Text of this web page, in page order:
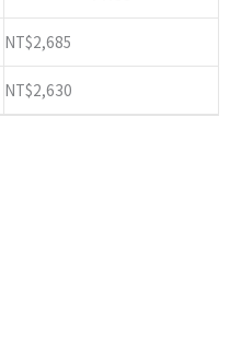
NT$2,685
NT$2,630